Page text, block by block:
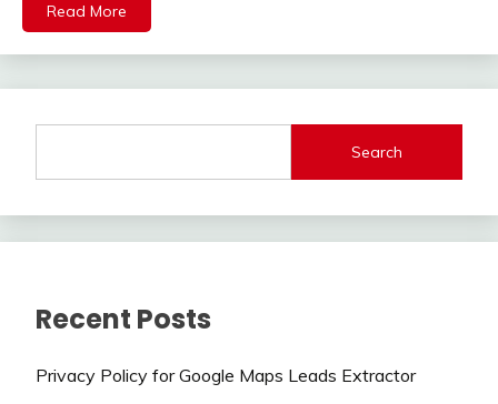
Read More
Search
Recent Posts
Privacy Policy for Google Maps Leads Extractor